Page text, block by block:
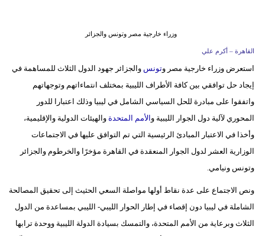
علوم
وتكنولوجيا
فيديو
سيارات
وزراء خارجية مصر وتونس والجزائر
القاهرة – أكرم علي
استعرض وزراء خارجية مصر وتونس والجزائر جهود الدول الثلاث للمساهمة في
إيجاد حل توافقي بين كافة الأطراف الليبية بمختلف انتماءاتهم وتوجهاتهم
واتفقوا على مبادرة للحل السياسي الشامل في ليبيا وذلك اعتبارا للدور
المحوري لآلية دول الجوار الليبية والأمم المتحدةوالهيئات الدولية والإقليمية،
وأخذا في الاعتبار المبادئ الرئيسية التي تم التوافق عليها في الاجتماعات
الوزارية العشر لدول الجوار المنعقدة في القاهرة مؤخرًا والخرطوم والجزائر
وتونس ونيامي.
ونص الاجتماع على عدة نقاط أولها مواصلة السعي الحثيث إلى تحقيق المصالحة
الشاملة في ليبيا دون إقصاء في إطار الحوار الليبي- الليبي بمساعدة من الدول
الثلاث وبرعاية من الأمم المتحدة، والتمسك بسيادة الدولة الليبية ووحدة ترابها